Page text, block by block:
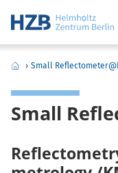
› Small
Small